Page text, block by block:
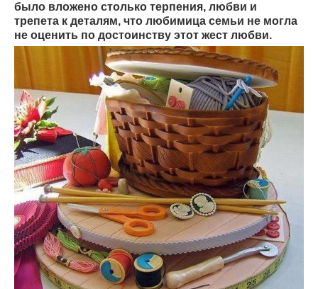
было вложено столько терпения, любви и
трепета к деталям, что любимица семьи не могла
не оценить по достоинству этот жест любви.